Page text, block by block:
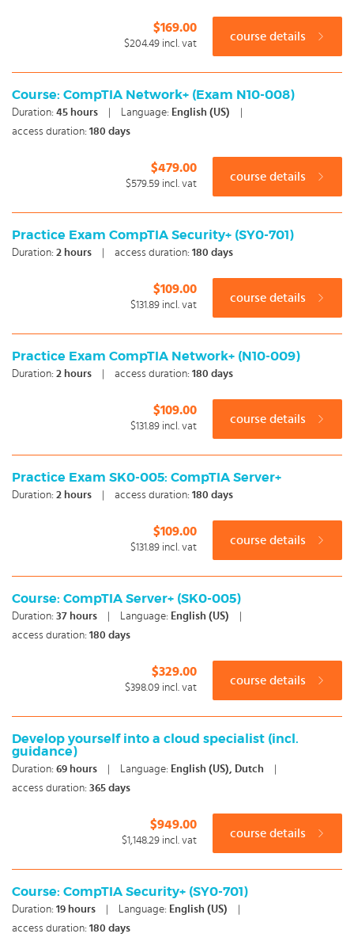
$169.00
$204.49 incl. vat
course details
Course: CompTIA Network+ (Exam N10-008)
Duration: 45 hours Language: English (US)
access duration: 180 days
$479.00
$579.59 incl. vat
course details
Practice Exam CompTIA Security+ (SY0-701)
Duration: 2 hours access duration: 180 days
$109.00
$131.89 incl. vat
course details
Practice Exam CompTIA Network+ (N10-009)
Duration: 2 hours access duration: 180 days
$109.00
$131.89 incl. vat
course details
Practice Exam SK0-005: CompTIA Server+
Duration: 2 hours access duration: 180 days
$109.00
$131.89 incl. vat
course details
Course: CompTIA Server+ (SK0-005)
Duration: 37 hours Language: English (US)
access duration: 180 days
$329.00
$398.09 incl. vat
course details
Develop yourself into a cloud specialist (incl.
guidance)
Duration: 69 hours Language: English (US), Dutch
access duration: 365 days
$949.00
$1,148.29 incl. vat
course details
Course: CompTIA Security+ (SY0-701)
Duration: 19 hours Language: English (US)
access duration: 180 days